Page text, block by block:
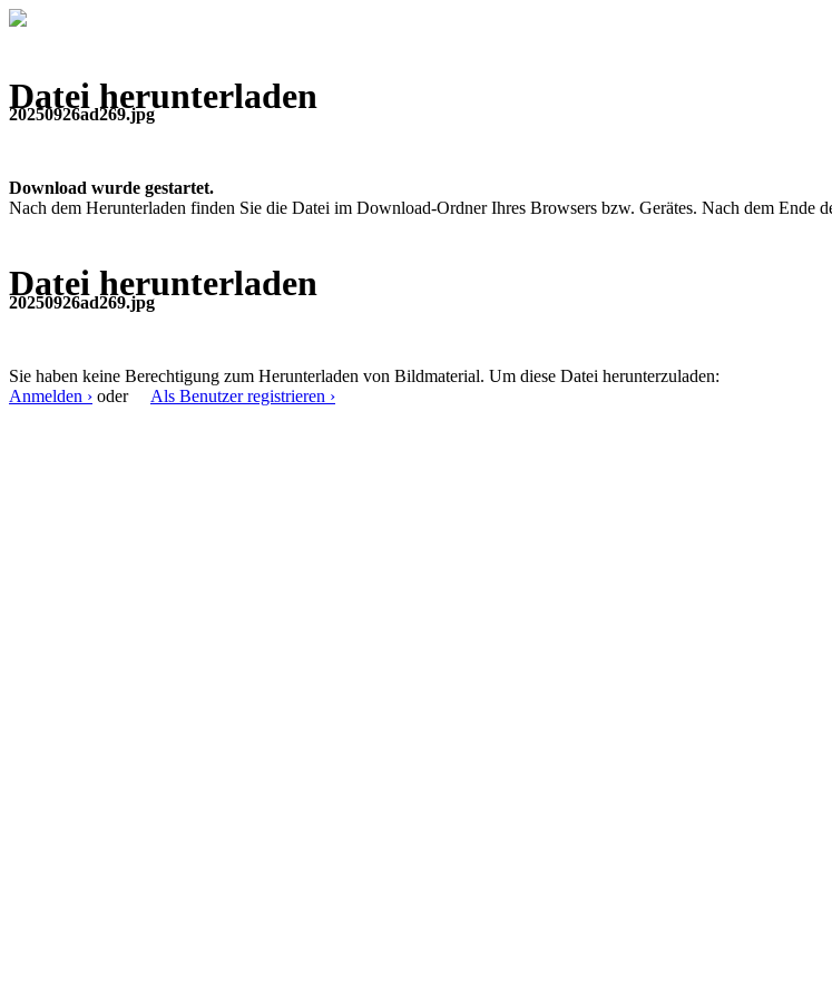
Datei herunterladen
20250926ad269.jpg
Download wurde gestartet.
Nach dem Herunterladen finden Sie die Datei im Download-Ordner Ihres Browsers bzw. Gerätes. Nach dem Ende
Datei herunterladen
20250926ad269.jpg
Sie haben keine Berechtigung zum Herunterladen von Bildmaterial. Um diese Datei herunterzuladen:
Anmelden › oder Als Benutzer registrieren ›